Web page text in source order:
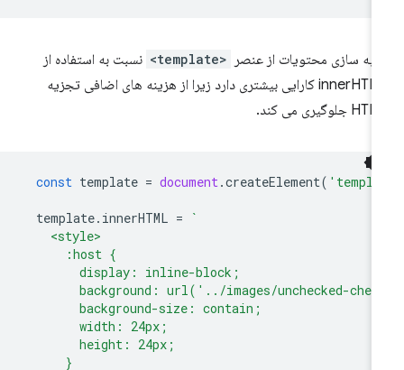
سازی محتویات از عنصر <template>
نسبت به استفاده از
innerHTML کارایی بیشتری دارد زیرا از هزینه های اضافی تجزیه
const template = document.createElement(
template.innerHTML
    <style>
      :host {
        display: inline-block;
background: url('../images/unchecked-
        background-size: contain;
        width: 24px;
        height: 24px;
      }